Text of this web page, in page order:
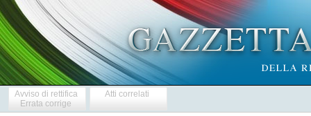
Avviso di rettifica
Errata corrige
Atti correlati